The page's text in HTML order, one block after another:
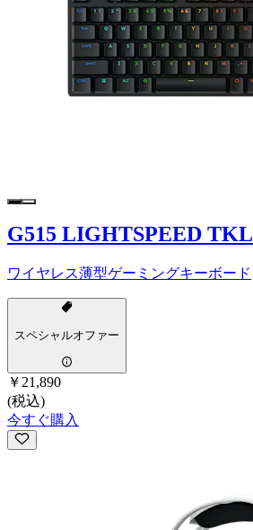
G515 LIGHTSPEED TKL
ワイヤレス薄型ゲーミングキーボード
スペシャルオファー
￥21,890
(税込)
今すぐ購入